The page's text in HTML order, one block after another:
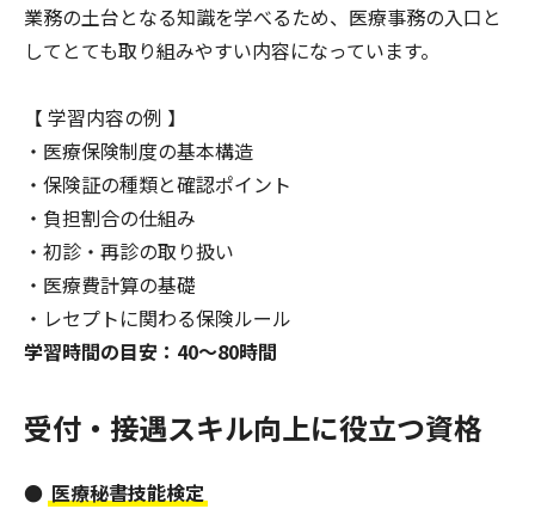
業務の土台となる知識を学べるため、医療事務の入口と
してとても取り組みやすい内容になっています。
【 学習内容の例 】
・医療保険制度の基本構造
・保険証の種類と確認ポイント
・負担割合の仕組み
・初診・再診の取り扱い
・医療費計算の基礎
・レセプトに関わる保険ルール
学習時間の目安：40〜80時間
受付・接遇スキル向上に役立つ資格
● 医療秘書技能検定